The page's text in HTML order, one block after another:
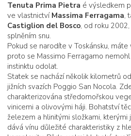
Tenuta Prima Pietra é výsledkem
ve vlastnictví Massima Ferragama,
Castiglion del Bosco, od roku
splněním snu.
Pokud se narodíte v Toskánsku,
proto se Massimo Ferragamo
instinktu odolat.
Statek se nachází několik kilometrů
jižních svazích Poggio San Nocola.
charakterizována středomořskou
vinicemi a olivovými háji. Bohatství
železem a hlinitými složkami, kterými
dává vínu důležité charakteristiky z